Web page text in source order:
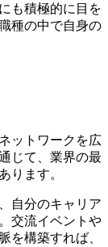
も積極的に目を
種の中で自身の
ットワークを広
じて、業界の最
ります。
自分のキャリア
交流イベントや
を構築すれば、